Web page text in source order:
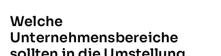
Welche
Unternehmensbereiche